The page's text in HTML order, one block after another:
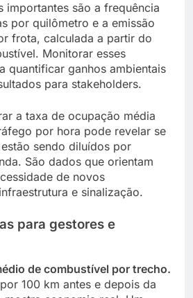
importantes são a frequência
por quilômetro e a emissão
frota, calculada a partir do
Monitorar esses
quantificar ganhos ambientais
para stakeholders.
a taxa de ocupação média
por hora pode revelar se
sendo diluídos por
São dados que orientam
de novos
e sinalização.
para gestores e
de combustível por trecho.
100 km antes e depois da